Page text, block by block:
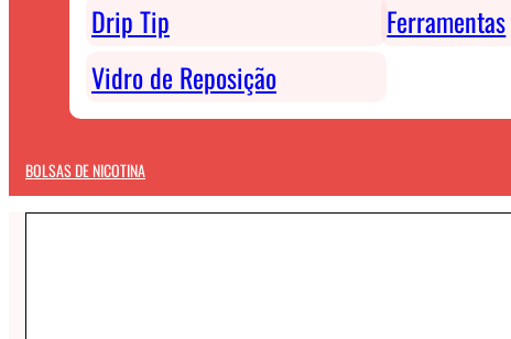
Drip Tip
Ferramentas
Vidro de Reposição
BOLSAS DE NICOTINA